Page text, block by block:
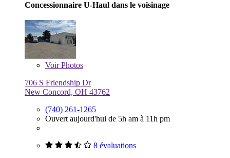
Concessionnaire U-Haul dans le voisinage
VoirPhotos
706 S Friendship Dr
New Concord, OH 43762
(740) 261-1265
Ouvert aujourd'hui de 5h am à 11h pm
8 évaluations